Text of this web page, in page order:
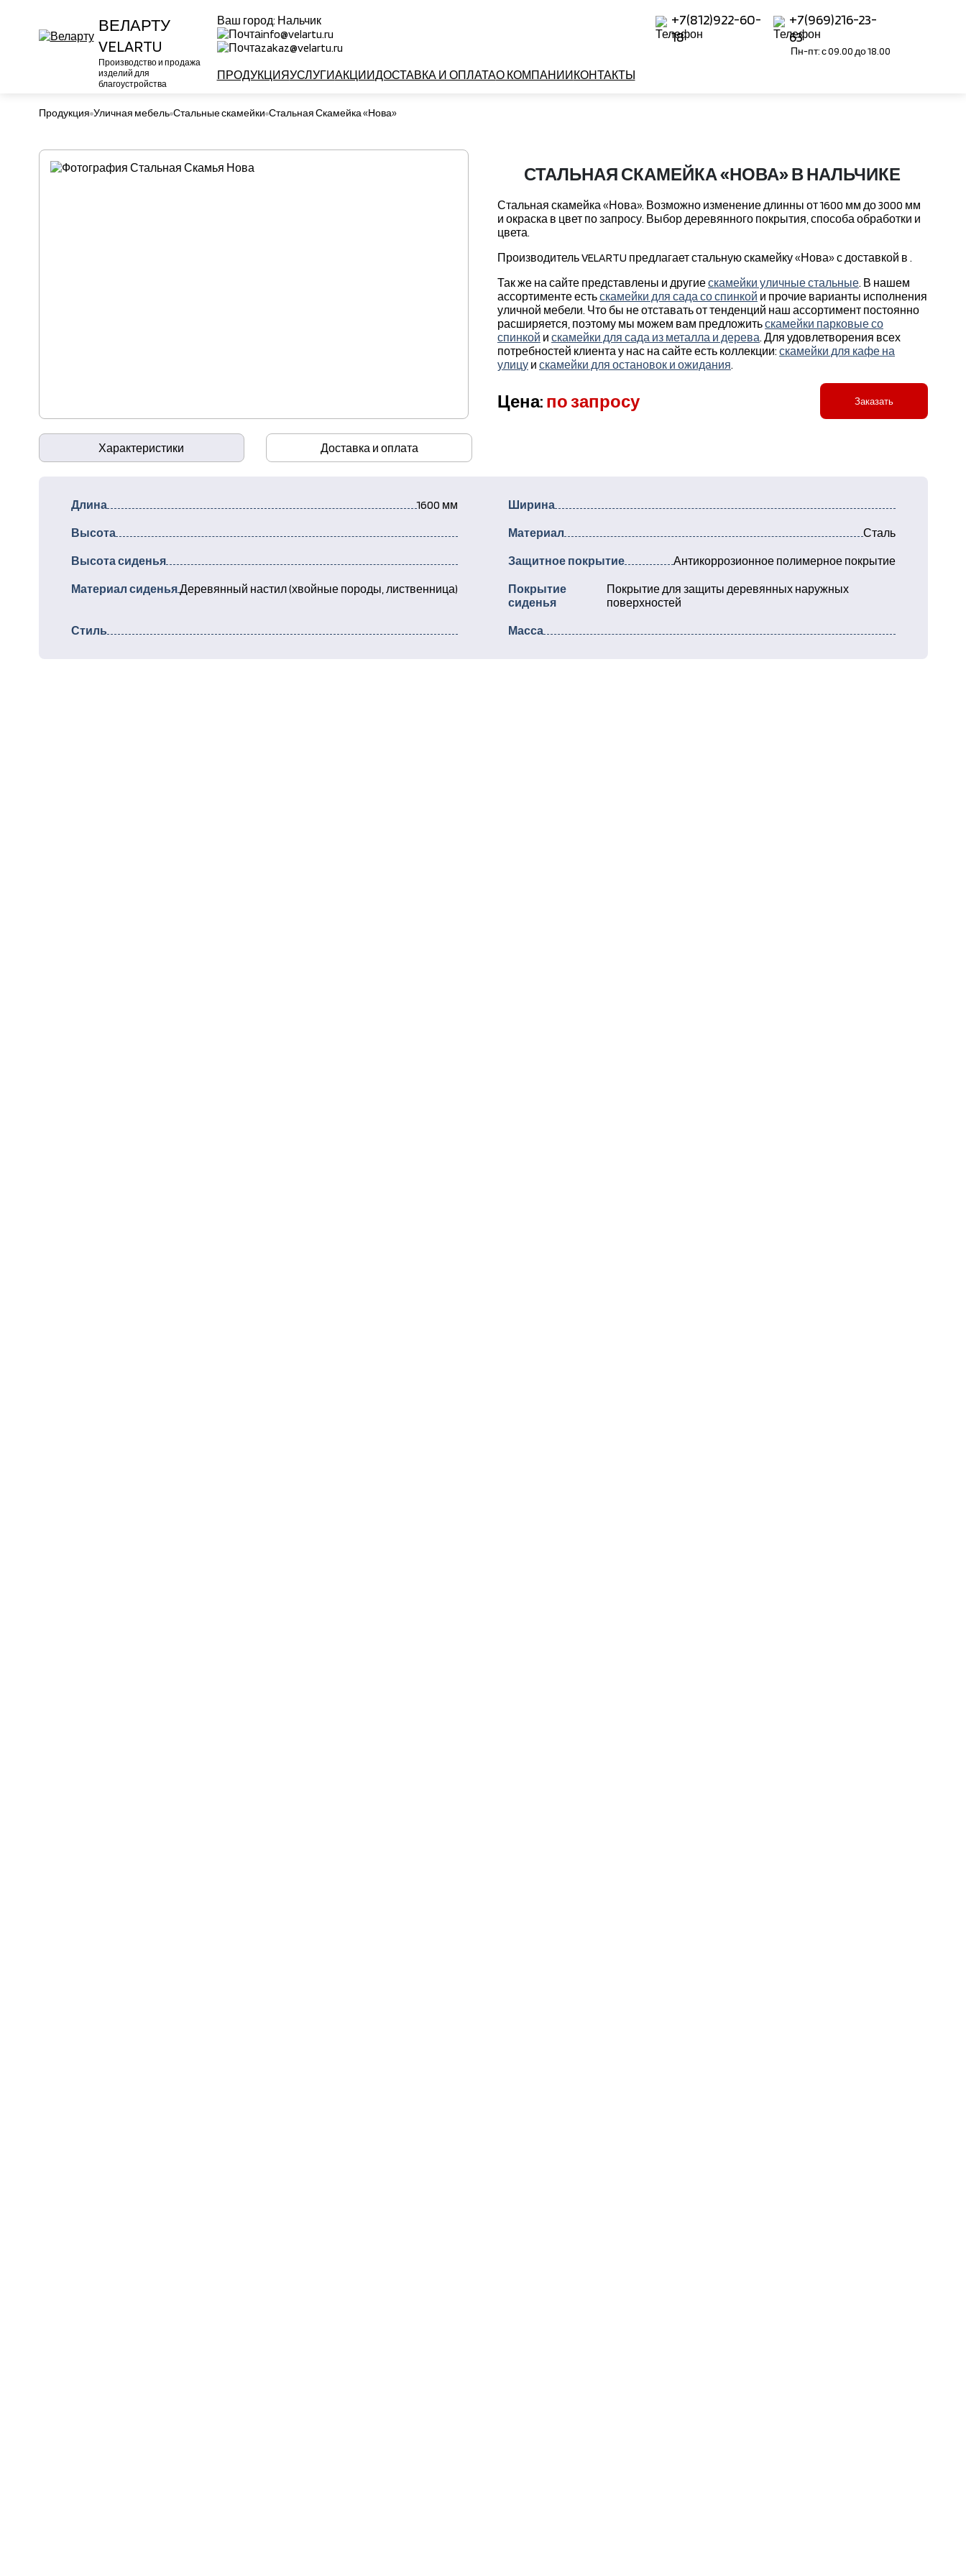
ВЕЛАРТУ
VELARTU
Производство и продажа
изделий для
благоустройства
Ваш город: Нальчик
info@velartu.ru
zakaz@velartu.ru
+7(812)922-60-
18
+7(969)216-23-
63
Пн-пт: с 09.00 до 18.00
ПРОДУКЦИЯУСЛУГИАКЦИИДОСТАВКА И ОПЛАТАО КОМПАНИИКОНТАКТЫ
Продукция Уличная мебель Стальные скамейки Стальная Скамейка «Нова»
СТАЛЬНАЯ СКАМЕЙКА «НОВА» В НАЛЬЧИКЕ
Стальная скамейка «Нова». Возможно изменение длинны от 1600 мм до 3000 мм
и окраска в цвет по запросу. Выбор деревянного покрытия, способа обработки и
цвета.
Производитель VELARTU предлагает стальную скамейку «Нова» с доставкой в .
Так же на сайте представлены и другиескамейки уличные стальные. В нашем
ассортименте естьскамейки для сада со спинкой и прочие варианты исполнения
уличной мебели. Что бы не отставать от тенденций наш ассортимент постоянно
расширяется, поэтому мы можем вам предложитьскамейки парковые со
спинкой и скамейки для сада из металла и дерева. Для удовлетворения всех
потребностей клиента у нас на сайте есть коллекции: скамейки для кафе на
улицу и скамейки для остановок и ожидания.
Цена: по запросу Заказать
Характеристики Доставка и оплата
Длина 1600 мм Ширина
Высота Материал Сталь
Высота сиденья Защитное покрытие Антикоррозионное полимерное покрытие
Материал сиденьяДеревянный настил (хвойные породы, лиственница)
Покрытие
сиденья
Покрытие для защиты деревянных наружных
поверхностей
Стиль Масса